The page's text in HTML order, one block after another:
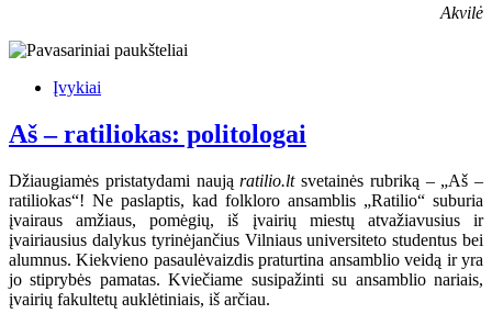
Akvilė
Įvykiai
Aš – ratiliokas: politologai
Džiaugiamės pristatydami naująratilio.ltsvetainės rubriką – „Aš –
ratiliokas“! Ne paslaptis, kad folkloro ansamblis „Ratilio“ suburia
įvairaus amžiaus, pomėgių, iš įvairių miestų atvažiavusius ir
įvairiausius dalykus tyrinėjančius Vilniaus universiteto studentus bei
alumnus. Kiekvieno pasaulėvaizdis praturtina ansamblio veidą ir yra
jo stiprybės pamatas. Kviečiame susipažinti su ansamblio nariais,
įvairių fakultetų auklėtiniais, iš arčiau.